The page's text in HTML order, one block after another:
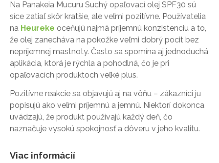
Na Panakeia Mucuru Suchý opaľovací olej SPF30 sú
síce zatiaľ skôr kratšie, ale veľmi pozitívne. Používatelia
na Heureke oceňujú najmä príjemnú konzistenciu a to,
že olej zanecháva na pokožke veľmi dobrý pocit bez
nepríjemnej mastnoty. Často sa spomína aj jednoduchá
aplikácia, ktorá je rýchla a pohodlná, čo je pri
opaľovacích produktoch veľké plus.
Pozitívne reakcie sa objavujú aj na vôňu – zákazníci ju
popisujú ako veľmi príjemnú a jemnú. Niektorí dokonca
uvádzajú, že produkt používajú každý deň, čo
naznačuje vysokú spokojnosť a dôveru v jeho kvalitu.
Viac informácií